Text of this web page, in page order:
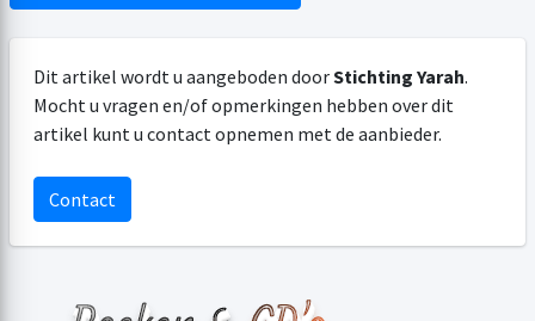
Dit artikel wordt u aangeboden doorStichting Yarah.
Mocht u vragen en/of opmerkingen hebben over dit
artikel kunt u contact opnemen met de aanbieder.
Contact